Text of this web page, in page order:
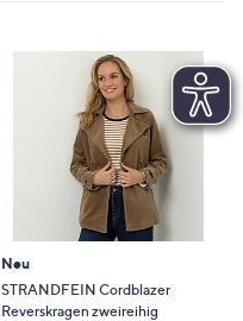
Neu
STRANDFEIN Cordblazer
Reverskragen zweireihig